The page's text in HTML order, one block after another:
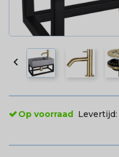

Op voorraad Levertijd: